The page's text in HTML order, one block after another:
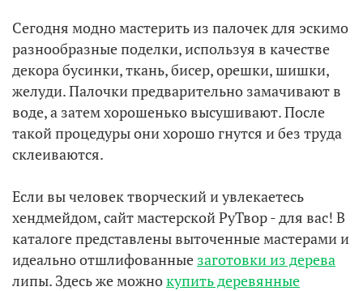
Сегодня модно мастерить из палочек для эскимо
разнообразные поделки, используя в качестве
декора бусинки, ткань, бисер, орешки, шишки,
желуди. Палочки предварительно замачивают в
воде, а затем хорошенько высушивают. После
такой процедуры они хорошо гнутся и без труда
склеиваются.
Если вы человек творческий и увлекаетесь
хендмейдом, сайт мастерской РуТвор - для вас! В
каталоге представлены выточенные мастерами и
идеально отшлифованные заготовки из дерева
липы. Здесь же можнокупить деревянные